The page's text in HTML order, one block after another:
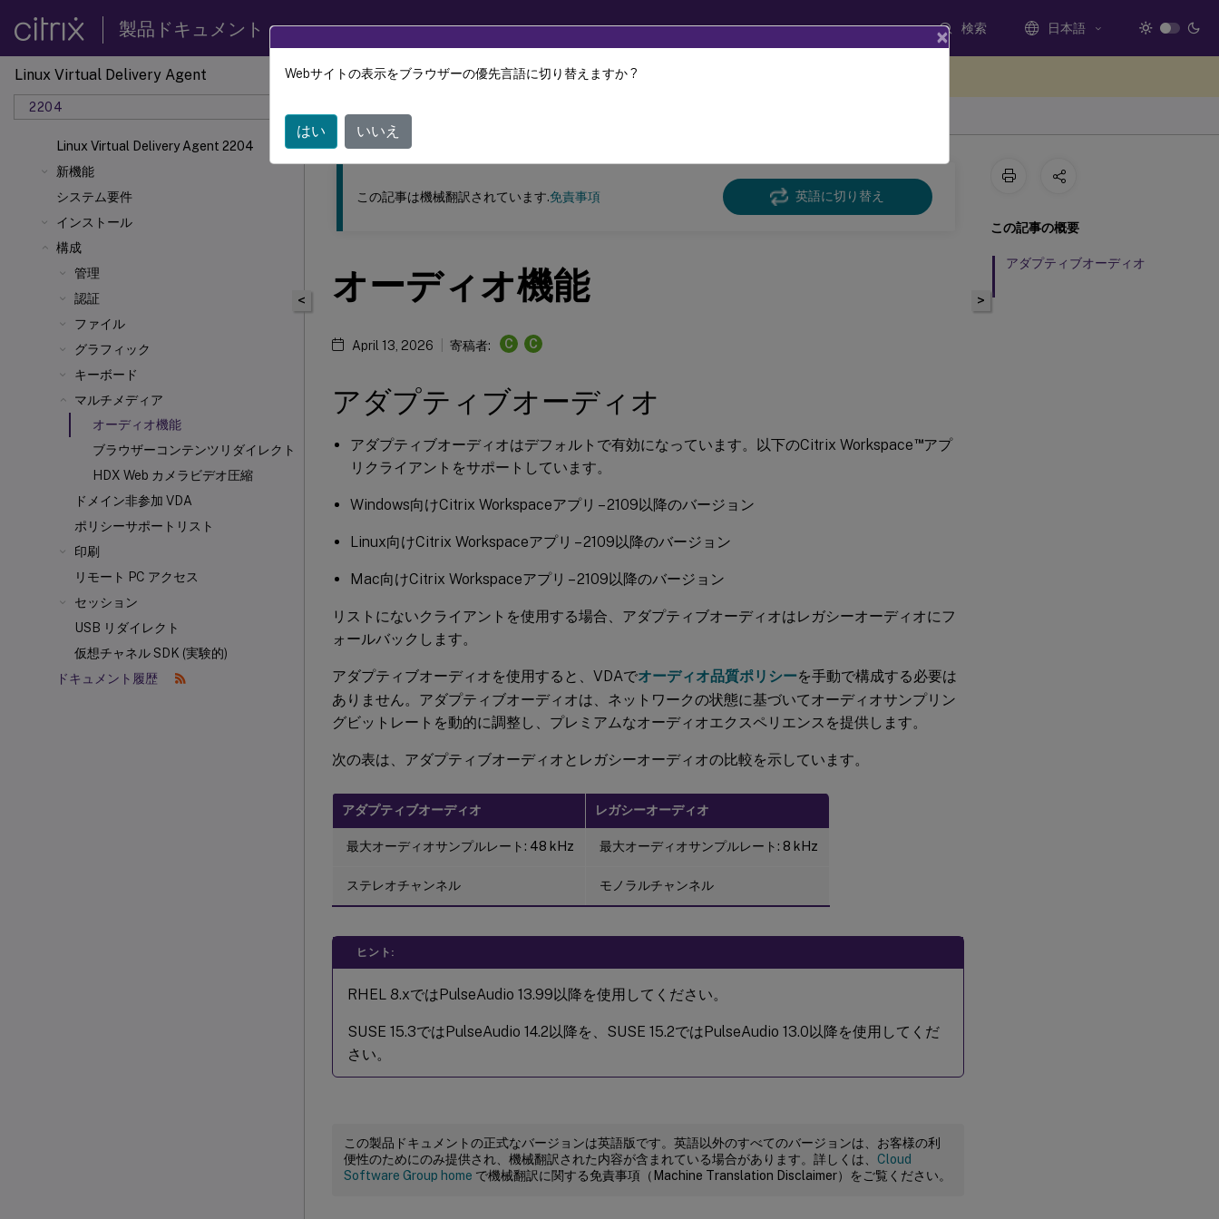
製品ドキュメント 検索 日本語
Linux Virtual Delivery Agent
2204
Linux Virtual Delivery Agent 2204
新機能
システム要件
インストール
構成
管理
認証
ファイル
グラフィック
キーボード
マルチメディア
オーディオ機能
ブラウザーコンテンツリダイレクト
HDX Web カメラビデオ圧縮
ドメイン非参加 VDA
ポリシーサポートリスト
印刷
リモート PC アクセス
セッション
USB リダイレクト
仮想チャネル SDK (実験的)
ドキュメント履歴
このコンテンツは動的に機械翻訳されています。
リナックス バーチャル デリバリー エージェント
<
この記事は機械翻訳されています.免責事項 英語に切り替え
オーディオ機能
April 13, 2026 寄稿者: C C
アダプティブオーディオ
アダプティブオーディオはデフォルトで有効になっています。以下のCitrix Workspace™アプ
リクライアントをサポートしています。
Windows向けCitrix Workspaceアプリ – 2109以降のバージョン
Linux向けCitrix Workspaceアプリ – 2109以降のバージョン
Mac向けCitrix Workspaceアプリ – 2109以降のバージョン
リストにないクライアントを使用する場合、アダプティブオーディオはレガシーオーディオにフ
ォールバックします。
アダプティブオーディオを使用すると、VDAでオーディオ品質ポリシーを手動で構成する必要は
ありません。アダプティブオーディオは、ネットワークの状態に基づいてオーディオサンプリン
グビットレートを動的に調整し、プレミアムなオーディオエクスペリエンスを提供します。
次の表は、アダプティブオーディオとレガシーオーディオの比較を示しています。
アダプティブオーディオ レガシーオーディオ
最大オーディオサンプルレート: 48 kHz 最大オーディオサンプルレート: 8 kHz
ステレオチャンネル モノラルチャンネル
ヒント:
RHEL 8.xではPulseAudio 13.99以降を使用してください。
SUSE 15.3ではPulseAudio 14.2以降を、SUSE 15.2ではPulseAudio 13.0以降を使用してくだ
さい。
この製品ドキュメントの正式なバージョンは英語版です。英語以外のすべてのバージョンは、お客様の利
便性のためにのみ提供され、機械翻訳された内容が含まれている場合があります。詳しくは、 Cloud
Software Group home で機械翻訳に関する免責事項（Machine Translation Disclaimer）をご覧ください。
>
この記事の概要
アダプティブオーディオ
×
Webサイトの表示をブラウザーの優先言語に切り替えますか ?
はい いいえ